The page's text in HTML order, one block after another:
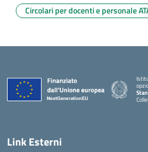
Circolari per docenti e personale
Link Esterni